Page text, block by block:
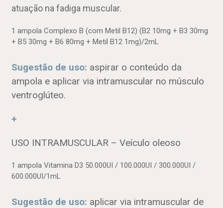
atuação na fadiga muscular.
1 ampola Complexo B (com Metil B12) (B2 10mg + B3 30mg
+ B5 30mg + B6 80mg + Metil B12 1mg)/2mL
Sugestão de uso: aspirar o conteúdo da
ampola e aplicar via intramuscular no músculo
ventroglúteo.
+
USO INTRAMUSCULAR – Veículo oleoso
1 ampola Vitamina D3 50.000UI / 100.000UI / 300.000UI /
600.000UI/1mL
Sugestão de uso: aplicar via intramuscular de